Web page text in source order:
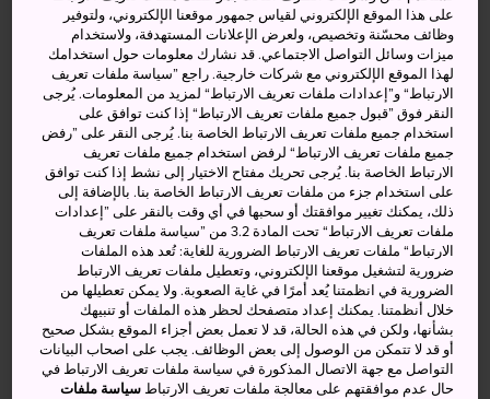
حافلات طوكيو المائية
النهرية
رحلات القوارب بنهر كينوغاوا
على هذا الموقع الإلكتروني لقياس جمهور موقعنا الإلكتروني، ولتوفير
وظائف محسّنة وتخصيص، ولعرض الإعلانات المستهدفة، ولاستخدام
ميزات وسائل التواصل الاجتماعي. قد نشارك معلومات حول استخدامك
لهذا الموقع الإلكتروني مع شركات خارجية. راجع ”سياسة ملفات تعريف
الارتباط“ و”إعدادات ملفات تعريف الارتباط“ لمزيد من المعلومات. يُرجى
النقر فوق ”قبول جميع ملفات تعريف الارتباط“ إذا كنت توافق على
استخدام جميع ملفات تعريف الارتباط الخاصة بنا. يُرجى النقر على ”رفض
جميع ملفات تعريف الارتباط“ لرفض استخدام جميع ملفات تعريف
الارتباط الخاصة بنا. يُرجى تحريك مفتاح الاختيار إلى نشط إذا كنت توافق
على استخدام جزء من ملفات تعريف الارتباط الخاصة بنا. بالإضافة إلى
ذلك، يمكنك تغيير موافقتك أو سحبها في أي وقت بالنقر على ”إعدادات
ملفات تعريف الارتباط“ تحت المادة 3.2 من ”سياسة ملفات تعريف
الارتباط“ ملفات تعريف الارتباط الضرورية للغاية: تُعد هذه الملفات
ضرورية لتشغيل موقعنا الإلكتروني، وتعطيل ملفات تعريف الارتباط
الضرورية في انظمتنا يُعد أمرًا في غاية الصعوبة. ولا يمكن تعطيلها من
خلال أنظمتنا. يمكنك إعداد متصفحك لحظر هذه الملفات أو تنبيهك
بشأنها، ولكن في هذه الحالة، قد لا تعمل بعض أجزاء الموقع بشكل صحيح
أو قد لا تتمكن من الوصول إلى بعض الوظائف. يجب على اصحاب البيانات
التواصل مع جهة الاتصال المذكورة في سياسة ملفات تعريف الارتباط في
حال عدم موافقتهم على معالجة ملفات تعريف الارتباطسياسة ملفات